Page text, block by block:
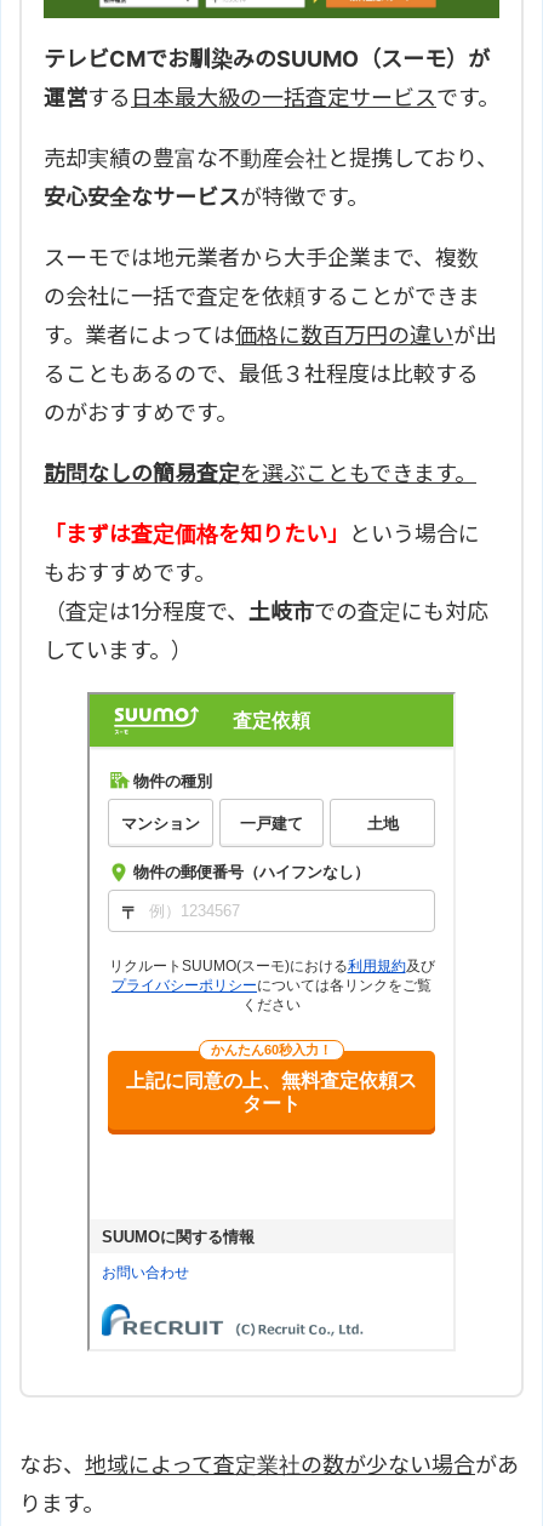
テレビCMでお馴染みのSUUMO（スーモ）が
運営する 日本最大級の一括査定サービスです。
売却実績の豊富な不動産会社と提携しており、
安心安全なサービスが特徴です。
スーモでは地元業者から大手企業まで、複数
の会社に一括で査定を依頼することができま
す。業者によっては価格に数百万円の違いが出
ることもあるので、最低３社程度は比較する
のがおすすめです。
訪問なしの簡易査定を選ぶこともできます。
「まずは査定価格を知りたい」
という場合に
もおすすめです。
（査定は1分程度で、 土岐市での査定にも対応
しています。）
なお、 地域によって査定業社の数が少ない場合があ
ります。